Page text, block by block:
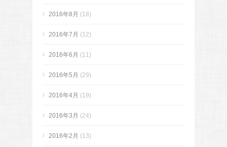
2016年8月 (18)
2016年7月 (12)
2016年6月 (11)
2016年5月 (29)
2016年4月 (19)
2016年3月 (24)
2016年2月 (13)